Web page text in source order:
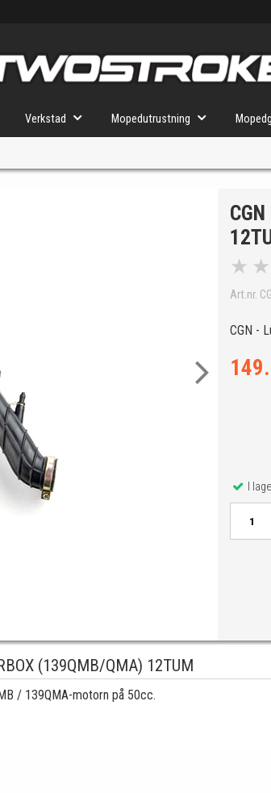
Verkstad Mopedutrustning
FÖR RÄTT
butiken visa delar för vald moped och
★ ★
Art.nr.
CGN -
I
(139QMB/QMA) 12TUM
/ 139QMA-motorn på 50cc.